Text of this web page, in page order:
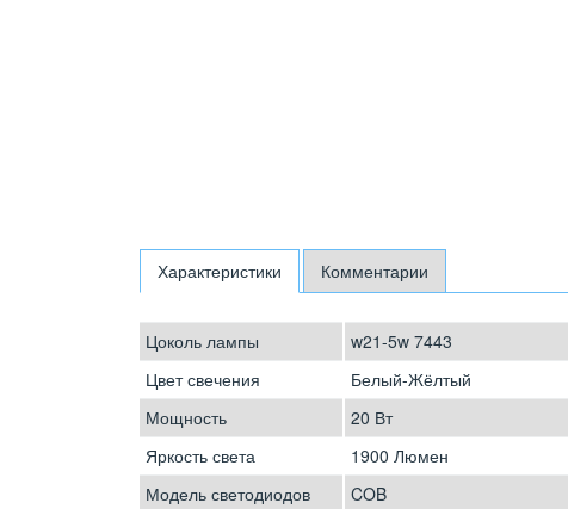
Характеристики Комментарии
Цоколь лампы
w21-5w 7443
Цвет свечения
Белый-Жёлтый
Мощность
20 Вт
Яркость света
1900 Люмен
Модель светодиодов
COB